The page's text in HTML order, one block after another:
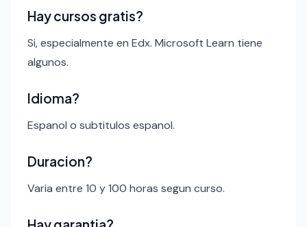
Hay cursos gratis?
Si, especialmente en Edx. Microsoft Learn tiene
algunos.
Idioma?
Espanol o subtitulos espanol.
Duracion?
Varia entre 10 y 100 horas segun curso.